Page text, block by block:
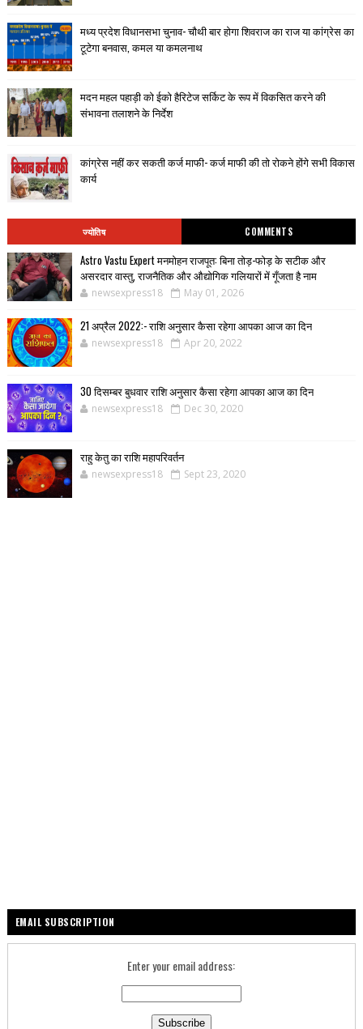
मध्य प्रदेश विधानसभा चुनाव- चौथी बार होगा शिवराज का राज या कांग्रेस का
टूटेगा बनवास, कमल या कमलनाथ
मदन महल पहाड़ी को ईको हैरिटेज सर्किट के रूप में विकसित करने की
संभावना तलाशने के निर्देश
कांग्रेस नहीं कर सकती कर्ज माफी- कर्ज माफी की तो रोकने होंगे सभी विकास
कार्य
ज्योतिष COMMENTS
Astro Vastu Expert मनमोहन राजपूत: बिना तोड़-फोड़ के सटीक और
असरदार वास्तु, राजनैतिक और औद्योगिक गलियारों में गूँजता है नाम
newsexpress18 May 01, 2026
21 अप्रैल 2022:- राशि अनुसार कैसा रहेगा आपका आज का दिन
newsexpress18 Apr 20, 2022
30 दिसम्बर बुधवार राशि अनुसार कैसा रहेगा आपका आज का दिन
newsexpress18 Dec 30, 2020
राहु केतु का राशि महापरिवर्तन
newsexpress18 Sept 23, 2020
EMAIL SUBSCRIPTION
Enter your email address: